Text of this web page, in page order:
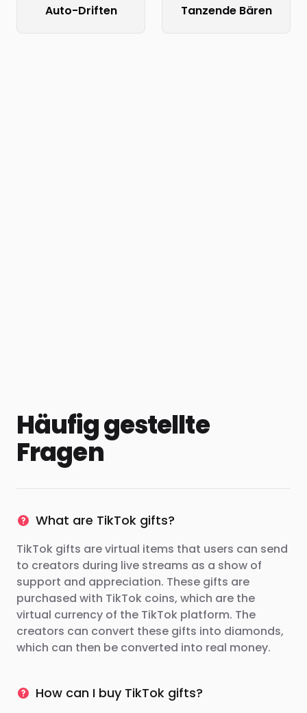
Auto-Driften Tanzende Bären
Häufig gestellte
Fragen
What are TikTok gifts?
TikTok gifts are virtual items that users can send
to creators during live streams as a show of
support and appreciation. These gifts are
purchased with TikTok coins, which are the
virtual currency of the TikTok platform. The
creators can convert these gifts into diamonds,
which can then be converted into real money.
How can I buy TikTok gifts?